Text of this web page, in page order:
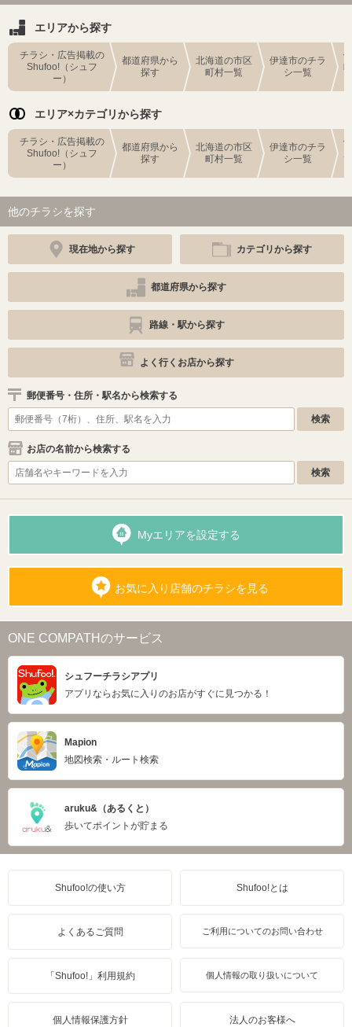
エリアから探す
チラシ・広告掲載の
Shufoo!（シュフ
ー）
都道府県から
探す
北海道の市区
町村一覧
伊達市のチラ
シ一覧
エリア×カテゴリから探す
チラシ・広告掲載の
Shufoo!（シュフ
ー）
都道府県から
探す
北海道の市区
町村一覧
伊達市のチラ
シ一覧
他のチラシを探す
現在地から探す カテゴリから探す
都道府県から探す
路線・駅から探す
よく行くお店から探す
郵便番号・住所・駅名から検索する
お店の名前から検索する
Myエリアを設定する
お気に入り店舗のチラシを見る
ONE COMPATHのサービス
シュフーチラシアプリ
アプリならお気に入りのお店がすぐに見つかる！
Mapion
地図検索・ルート検索
aruku&（あるくと）
歩いてポイントが貯まる
Shufoo!の使い方 Shufoo!とは
よくあるご質問 ご利用についてのお問い合わせ
「Shufoo!」利用規約 個人情報の取り扱いについて
個人情報保護方針 法人のお客様へ